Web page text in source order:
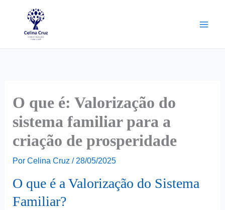
O que é: Valorização do
sistema familiar para a
criação de prosperidade
Por Celina Cruz / 28/05/2025
O que é a Valorização do Sistema
Familiar?